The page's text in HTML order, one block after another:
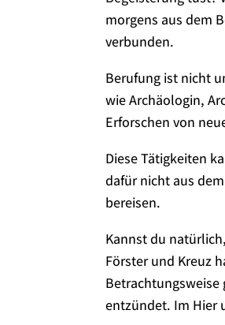
morgens aus dem
verbunden.
Berufung ist nicht
wie Archäologin,
Erforschen von
Diese Tätigkeiten
dafür nicht aus
bereisen.
Kannst du
Förster und Kreuz
Betrachtungsweise
entzündet. Im Hier